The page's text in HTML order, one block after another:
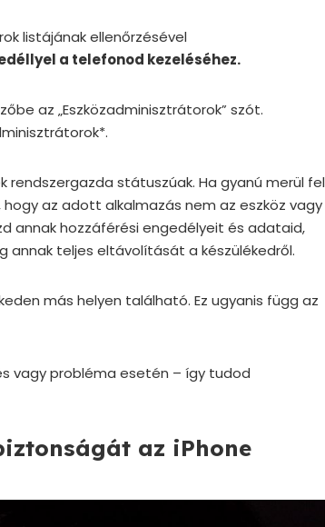
listájának ellenőrzésével
a telefonod kezeléséhez.
az „Eszközadminisztrátorok” szót.
státuszúak. Ha gyanú merül fel
az adott alkalmazás nem az eszköz vagy
annak hozzáférési engedélyeit és adataid,
teljes eltávolítását a készülékedről.
más helyen található. Ez ugyanis függ az
vagy probléma esetén – így tudod
az iPhone